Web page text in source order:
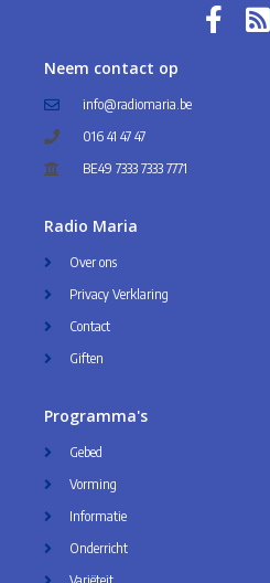
Neem contact op
info@radiomaria.be
016 41 47 47
BE49 7333 7333 7771
Radio Maria
Over ons
Privacy Verklaring
Contact
Giften
Programma's
Gebed
Vorming
Informatie
Onderricht